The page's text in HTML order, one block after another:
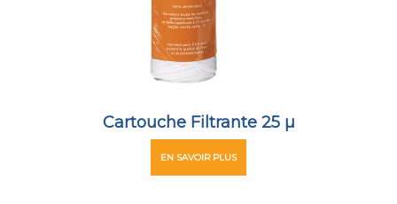
Cartouche Filtrante 25 µ
EN SAVOIR PLUS